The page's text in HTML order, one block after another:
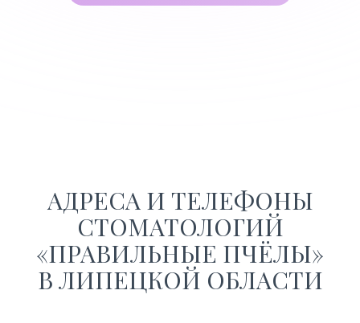
АДРЕСА И ТЕЛЕФОНЫ
СТОМАТОЛОГИЙ
«ПРАВИЛЬНЫЕ ПЧЁЛЫ»
В ЛИПЕЦКОЙ ОБЛАСТИ